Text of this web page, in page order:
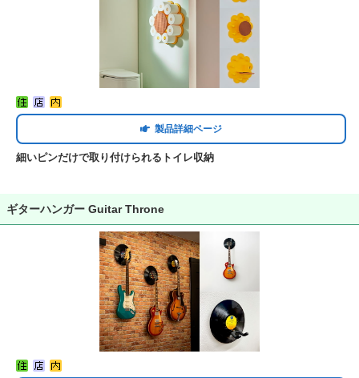
製品詳細ページ
細いピンだけで取り付けられるトイレ収納
ギターハンガー Guitar Throne